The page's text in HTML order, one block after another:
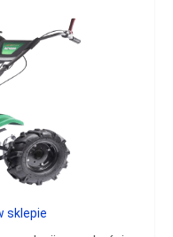
sklepie